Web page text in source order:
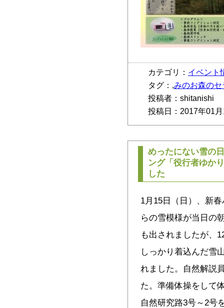
カテゴリ： イベント
タグ：,みのお森のセ
投稿者：shitanishi
投稿日：2017年01
めったにない雪の
ング「役行者ゆか
した
1月15日（日）、新
らの雪模様が当日の
も出されましたが、
しっかり着込んだ雪
れました。自然解説
た。準備体操をして
自然研究路3号～2号